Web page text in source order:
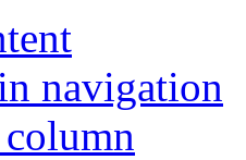
navigation